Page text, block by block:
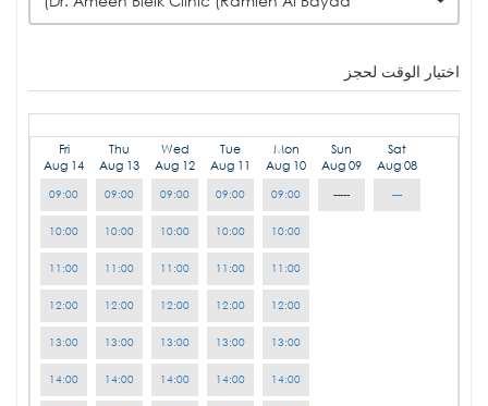
اختيار الوقت لحجز
Sat
Aug 08
---
Sun
Aug 09
-----
Mon
Aug 10
09:00
10:00
11:00
12:00
13:00
14:00
Tue
Aug 11
09:00
10:00
11:00
12:00
13:00
14:00
Wed
Aug 12
09:00
10:00
11:00
12:00
13:00
14:00
Thu
Aug 13
09:00
10:00
11:00
12:00
13:00
14:00
Fri
Aug 14
09:00
10:00
11:00
12:00
13:00
14:00